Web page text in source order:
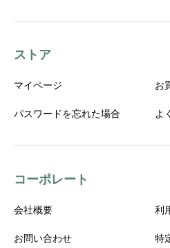
ストア
マイページ お
パスワードを忘れた場合 よ
コーポレート
会社概要 利
お問い合わせ 特